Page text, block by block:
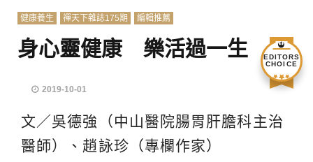
健康養生 禪天下雜誌175期 編輯推薦
身心靈健康 樂活過一生
2019-10-01
EDITORS
CHOICE
文／吳德強（中山醫院腸胃肝膽科主治
醫師）、趙詠珍（專欄作家）